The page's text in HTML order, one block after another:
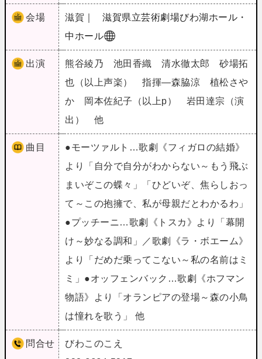
会場 滋賀｜
滋賀県立芸術劇場びわ湖ホール・
中ホール
出演
熊谷綾乃 池田香織 清水徹太郎 砂場拓
也（以上声楽） 指揮―森脇涼 植松さや
か 岡本佐紀子（以上p） 岩田達宗（演
出） 他
曲目
●モーツァルト…歌劇《フィガロの結婚》
より「自分で自分がわからない～もう飛ぶ
まいぞこの蝶々」「ひどいぞ、焦らしおっ
て～この抱擁で、私が母親だとわかるわ」
●プッチーニ…歌劇《トスカ》より「幕開
け～妙なる調和」／歌劇《ラ・ボエーム》
より「だめだ乗ってこない～私の名前はミ
ミ」●オッフェンバック…歌劇《ホフマン
物語》より「オランピアの登場～森の小鳥
は憧れを歌う」 他
問合せ
びわこのこえ